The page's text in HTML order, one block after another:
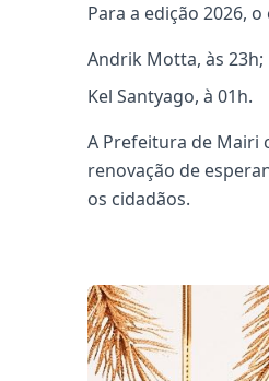
Para a edição 2026,
Andrik Motta, às 23h;
Kel Santyago, à 01h.
A Prefeitura de Mairi
renovação de
os cidadãos.